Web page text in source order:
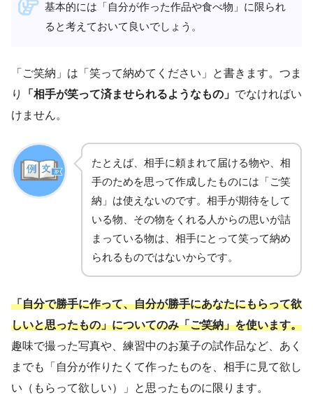
基本的には「自分が作った作品や食べ物」に限られ
ると考えておいて良いでしょう。
「ご笑納」は「笑って納めてください」と書きます。つま
り
「相手が笑って済ませられるようなもの」 でなければい
けません。
たとえば、相手に頼まれて届ける物や、相
手のためを思って作成したものには「ご笑
納」は使えないのです。相手が期待をして
いる物、その物をくれる人からの思いが詰
まっている物は、相手にとって笑って納め
られるものではないからです。
「自分で勝手に作って、自分が勝手にあなたにもらって欲
しいと思ったもの」についてのみ「ご笑納」を使います。
趣味で撮った写真や、練習中のお菓子の試作品など、あく
までも「自分が作りたくて作ったものを、相手に見て欲し
い（もらって欲しい）」と思ったものに限ります。